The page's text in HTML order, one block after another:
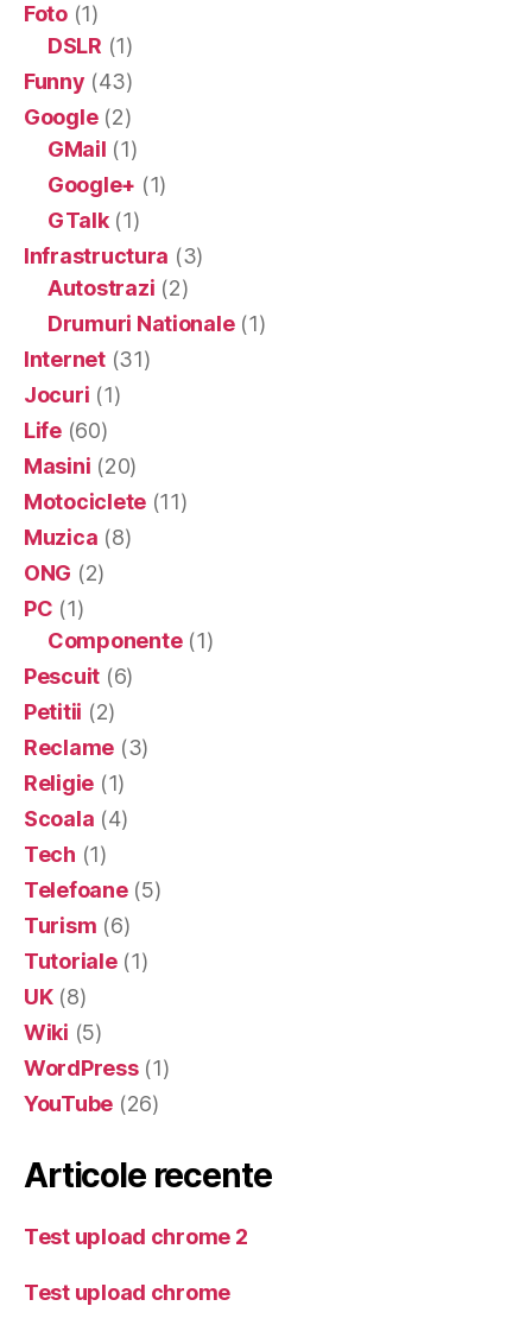
Foto(1)
DSLR (1)
Funny (43)
Google(2)
GMail (1)
Google+ (1)
GTalk(1)
Infrastructura (3)
Autostrazi (2)
Drumuri Nationale(1)
Internet(31)
Jocuri (1)
Life(60)
Masini (20)
Motociclete (11)
Muzica (8)
ONG (2)
PC (1)
Componente(1)
Pescuit (6)
Petitii (2)
Reclame (3)
Religie (1)
Scoala (4)
Tech (1)
Telefoane(5)
Turism (6)
Tutoriale(1)
UK(8)
Wiki (5)
WordPress(1)
YouTube (26)
Articole recente
Test upload chrome 2
Test upload chrome